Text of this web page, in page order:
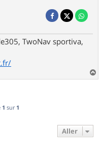
TwoNav sportiva,
a
1 sur 1
Aller